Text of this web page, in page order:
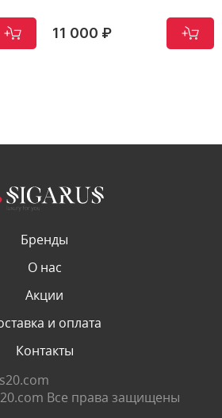
11 000 ₽
Бренды
О нас
Акции
и оплата
Контакты
Все права защищены